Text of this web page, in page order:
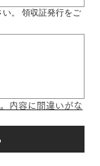
。 領収証発行をご
内容に間違いがな